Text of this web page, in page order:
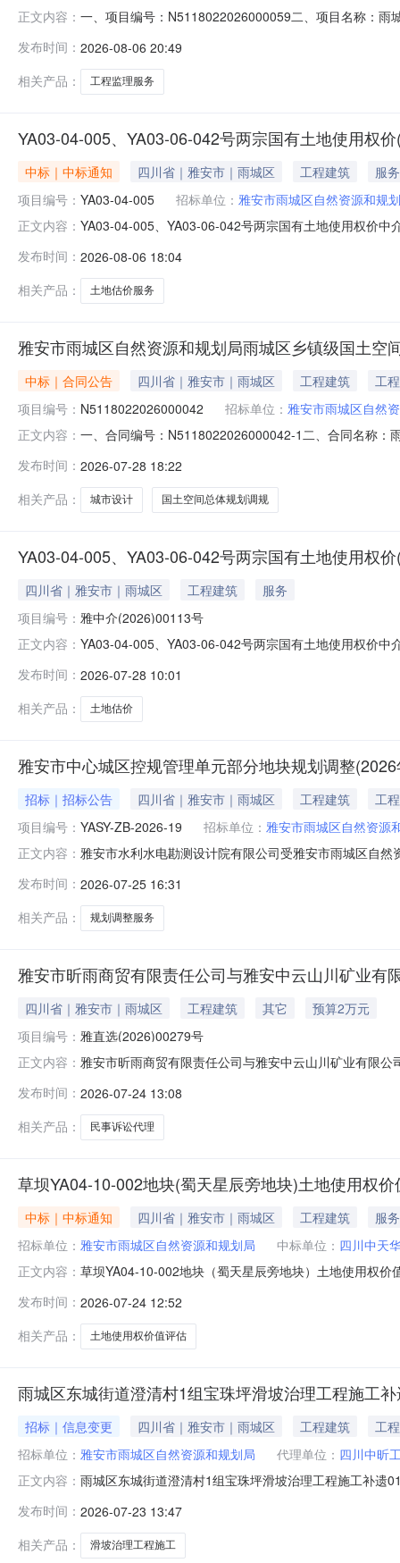
正文内容： 一、项目编号：N5118022026000059二、项目名称：雨
购标的服务范围服务要求服务时间服务标准
发布时间： 2026-08-06 20:49
相关产品：
工程监理服务
YA03-04-005、YA03-06-042号两宗国有土地使用权
中标｜中标通知 四川省｜雅安市｜雨城区 工程建筑
服务
项目编号： YA03-04-005 招标单位： 雅安市雨城区自然资源和规
正文内容： YA03-04-005、YA03-06-042号两宗国有土地使用权价
元服务金额说明：此次估价报告服务费采取包干形式（
发布时间： 2026-08-06 18:04
相关产品：
土地估价服务
雅安市雨城区自然资源和规划局雨城区乡镇级国土
中标｜合同公告 四川省｜雅安市｜雨城区 工程建筑
工程
项目编号： N5118022026000042 招标单位： 雅安市雨城区自然
正文内容： 一、合同编号：N5118022026000042-1二、合同名称：
联系方式：0835-2880177供应商(乙方)：江苏省城市规
发布时间： 2026-07-28 18:22
相关产品：
城市设计 国土空间总体规划调规
YA03-04-005、YA03-06-042号两宗国有土地使用权
四川省｜雅安市｜雨城区 工程建筑
服务
项目编号： 雅中介(2026)00113号
正文内容： YA03-04-005、YA03-06-042号两宗国有土地使用权价
话：0835-2892324中介服务费：17500元服务金额说明
发布时间： 2026-07-28 10:01
相关产品：
土地估价
雅安市中心城区控规管理单元部分地块规划调整
招标｜招标公告 四川省｜雅安市｜雨城区 工程建筑
工程
项目编号： YASY-ZB-2026-19 招标单位： 雅安市雨城区自然资源
正文内容： 雅安市水利水电勘测设计院有限公司受雅安市雨城区自
简介：本项目共1个包，设置1名成交供应商，详见磋商
发布时间： 2026-07-25 16:31
相关产品：
规划调整服务
雅安市昕雨商贸有限责任公司与雅安中云山川矿业
四川省｜雅安市｜雨城区 工程建筑 其它
预算2万元
项目编号： 雅直选(2026)00279号
正文内容： 雅安市昕雨商贸有限责任公司与雅安中云山川矿业有限
级中介费限额律师事务所20000.00元服务类别：民事诉
等全部费用
发布时间： 2026-07-24 13:08
相关产品：
民事诉讼代理
草坝YA04-10-002地块(蜀天星辰旁地块)土地使用权
中标｜中标通知 四川省｜雅安市｜雨城区 工程建筑
服务
招标单位： 雅安市雨城区自然资源和规划局 中标单位： 四川中天
正文内容： 草坝YA04-10-002地块（蜀天星辰旁地块）土地使用权
价值评估中介服务费：10000元服务金额说明：此次估
式：随
发布时间： 2026-07-24 12:52
相关产品：
土地使用权价值评估
雨城区东城街道澄清村1组宝珠坪滑坡治理工程施工
招标｜信息变更 四川省｜雅安市｜雨城区 工程建筑
工程
招标单位： 雅安市雨城区自然资源和规划局 代理单位： 四川中昕
正文内容： 雨城区东城街道澄清村1组宝珠坪滑坡治理工程施工补遗
期延期后开标时间延期后开标地点对文件澄清与修改的
工程量清单为准。2、现
发布时间： 2026-07-23 13:47
相关产品：
滑坡治理工程施工